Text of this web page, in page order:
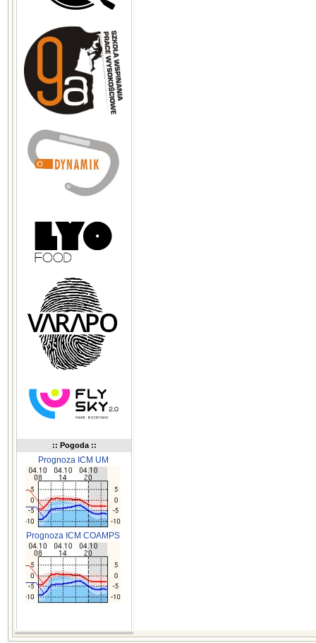
:: Pogoda ::
Prognoza ICM UM
Prognoza ICM COAMPS